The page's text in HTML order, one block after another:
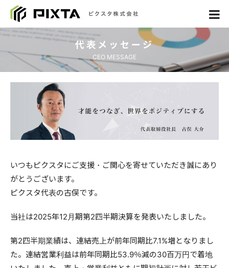
代表メッセージ
CEO MESSAGE
いつもピクスタにご支援・ご関心を寄せていただき誠にあり
がとうございます。
ピクスタ代表の古俣です。
当社は2025年12月期第2四半期決算を発表いたしました。
第2四半期業績は、連結売上が前年同期比7.1%増となりまし
た。連結営業利益は前年同期比53.9％減の30百万円で着地